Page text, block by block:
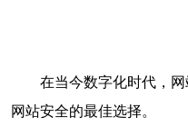
在当今数字化时代，
网站安全的最佳选择。